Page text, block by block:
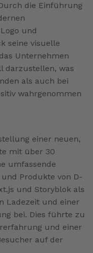
die Einführung
und
seine visuelle
Unternehmen
darzustellen, was
als auch bei
wahrgenommen
einer neuen,
mit über 30
umfassende
Produkte von D-
und Storyblok als
Ladezeit und einer
bei. Dies führte zu
und einer
auf der